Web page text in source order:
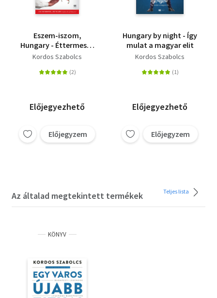
Eszem-iszom,
Hungary - Éttermesek
és Vendégek a Pácban
Kordos Szabolcs
Előjegyezhető
Előjegyzem
Hungary by night - Így
mulat a magyar elit
Kordos Szabolcs
Előjegyezhető
Előjegyzem
Az általad megtekintett termékek Teljes lista
KÖNYV